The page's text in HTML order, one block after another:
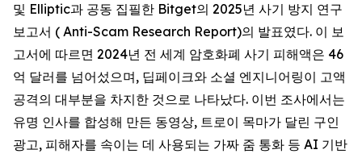
및 Elliptic과 공동 집필한 Bitget의 2025년 사기 방지 연구
보고서 ( Anti-Scam Research Report)의 발표였다. 이 보
고서에 따르면 2024년 전 세계 암호화폐 사기 피해액은 46
억 달러를 넘어섰으며, 딥페이크와 소셜 엔지니어링이 고액
공격의 대부분을 차지한 것으로 나타났다. 이번 조사에서는
유명 인사를 합성해 만든 동영상, 트로이 목마가 달린 구인
광고, 피해자를 속이는 데 사용되는 가짜 줌 통화 등 AI 기반